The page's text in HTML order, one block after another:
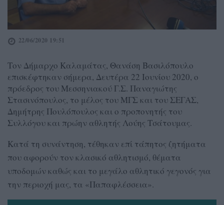
22/06/2020 19:51
Τον Δήμαρχο Καλαμάτας, Θανάση Βασιλόπουλο
επισκέφτηκαν σήμερα, Δευτέρα 22 Ιουνίου 2020, ο
πρόεδρος του Μεσσηνιακού Γ.Σ. Παναγιώτης
Στασινόπουλος, το μέλος του ΜΓΣ και του ΣΕΓΑΣ,
Δημήτρης Πουλόπουλος και ο προπονητής του
Συλλόγου και πρώην αθλητής Λούης Τσάτουμας.
Κατά τη συνάντηση, τέθηκαν επί τάπητος ζητήματα
που αφορούν τον κλασικό αθλητισμό, θέματα
υποδομών καθώς και το μεγάλο αθλητικό γεγονός για
την περιοχή μας, τα «Παπαφλέσσεια».